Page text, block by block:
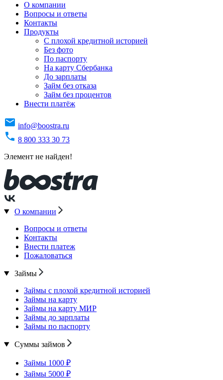
О компании
Вопросы и ответы
Контакты
Продукты
C плохой кредитной историей
Без фото
По паспорту
На карту Сбербанка
До зарплаты
Займ без отказа
Займ без процентов
Внести платёж
info@boostra.ru
8 800 333 30 73
Элемент не найден!
О компании
Вопросы и ответы
Контакты
Внести платеж
Пожаловаться
Займы
Займы с плохой кредитной историей
Займы на карту
Займы на карту МИР
Займы до зарплаты
Займы по паспорту
Суммы займов
Займы 1000 ₽
Займы 5000 ₽